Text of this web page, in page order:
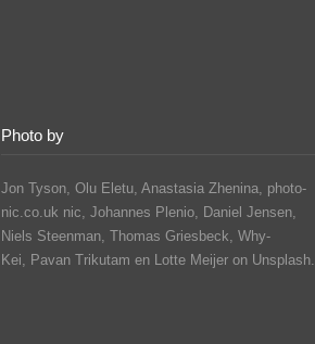
Photo by
Jon Tyson, Olu Eletu, Anastasia Zhenina, photo-
nic.co.uk nic, Johannes Plenio, Daniel Jensen,
Niels Steenman, Thomas Griesbeck, Why-
Kei, Pavan Trikutam en Lotte Meijer on Unsplash.